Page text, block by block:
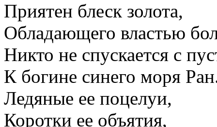
Приятен блеск золота,
Обладающего властью
Никто не спускается с
К богине синего моря
Ледяные ее поцелуи,
Коротки ее объятия,